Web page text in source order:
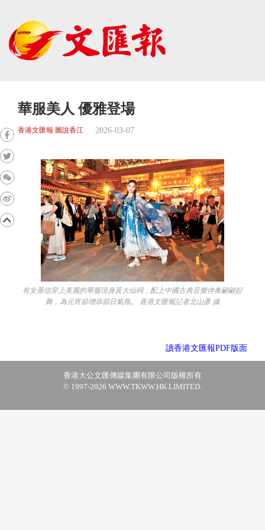
華服美人 優雅登場
香港文匯報 圖說香江 2026-03-07
有女善信穿上美麗的華服現身黃大仙祠，配上中國古典音樂伴奏翩翩起
舞，為元宵節增添節日氣氛。 香港文匯報記者北山彥 攝
讀香港文匯報PDF版面
香港大公文匯傳媒集團有限公司版權所有
© 1997-2026 WWW.TKWW.HK LIMITED.